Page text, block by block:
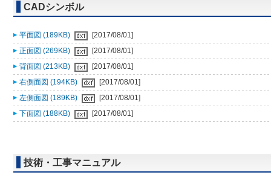
CADシンボル
平面図 (189KB)
[2017/08/01]
正面図 (269KB)
[2017/08/01]
背面図 (213KB)
[2017/08/01]
右側面図 (194KB)
[2017/08/01]
左側面図 (189KB)
[2017/08/01]
下面図 (188KB)
[2017/08/01]
技術・工事マニュアル